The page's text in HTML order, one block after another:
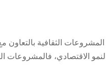
الثقافية بالتعاون مع
الاقتصادي،